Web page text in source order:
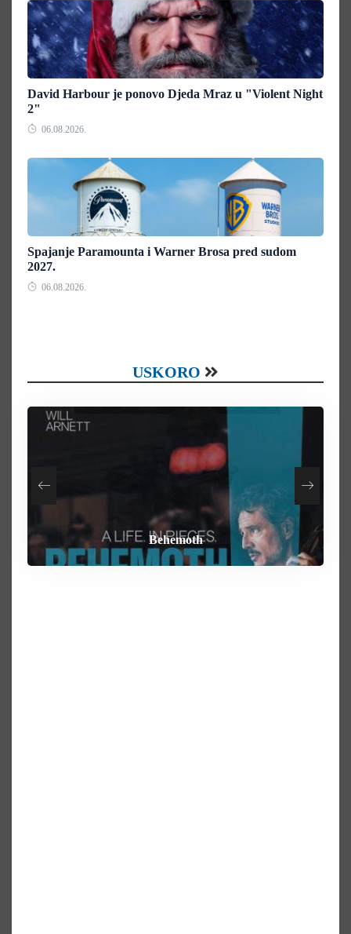
David Harbour je ponovo Djeda Mraz u "Violent Night
2"
06.08.2026.
Spajanje Paramounta i Warner Brosa pred sudom
2027.
06.08.2026.
USKORO
Heart of the Beast
Behemoth
How To Rob A Bank
By Any Means